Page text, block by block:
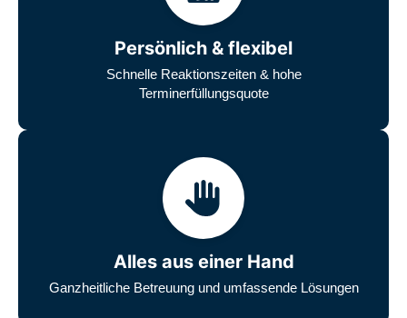
Persönlich & flexibel
Schnelle Reaktionszeiten & hohe
Terminerfüllungsquote
Alles aus einer Hand
Ganzheitliche Betreuung und umfassende Lösungen